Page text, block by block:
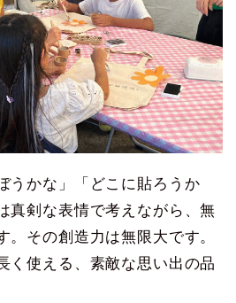
うかな」「どこに貼ろうか
真剣な表情で考えながら、無
。その創造力は無限大です。
く使える、素敵な思い出の品